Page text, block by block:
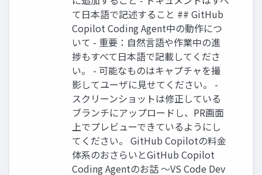
て日本語で記述すること ## GitHub
Copilot Coding Agent中の動作につ
いて - 重要：自然言語や作業中の進
捗もすべて日本語で記載してくださ
い。 - 可能なものはキャプチャを撮
影してユーザに見せてください。 -
スクリーンショットは修正している
ブランチにアップロードし、PR画面
上でプレビューできているようにし
てください。 GitHub Copilotの料金
体系のおさらいとGitHub Copilot
Coding Agentのお話 〜VS Code Dev